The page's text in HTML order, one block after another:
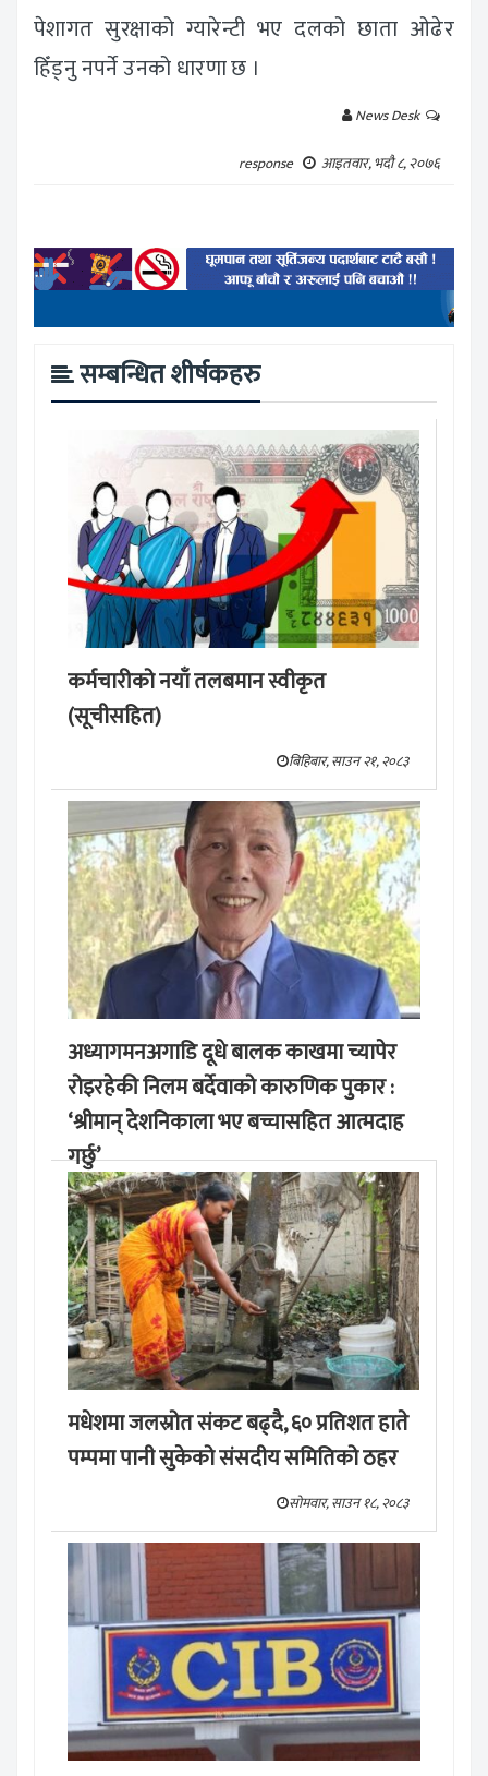
पेशागत सुरक्षाको ग्यारेन्टी भए दलको छाता ओढेर
हिँड्नु नपर्ने उनको धारणा छ ।
News Desk
response
आइतवार, भदौ ८, २०७६
सम्बन्धित शीर्षकहरु
कर्मचारीको नयाँ तलबमान स्वीकृत
(सूचीसहित)
बिहिबार, साउन २१, २०८३
अध्यागमनअगाडि दूधे बालक काखमा च्यापेर
रोइरहेकी निलम बर्देवाको कारुणिक पुकार :
‘श्रीमान् देशनिकाला भए बच्चासहित आत्मदाह
गर्छु’
मङ्लबार, साउन १९, २०८३
मधेशमा जलस्रोत संकट बढ्दै, ६० प्रतिशत हाते
पम्पमा पानी सुकेको संसदीय समितिको ठहर
सोमवार, साउन १८, २०८३